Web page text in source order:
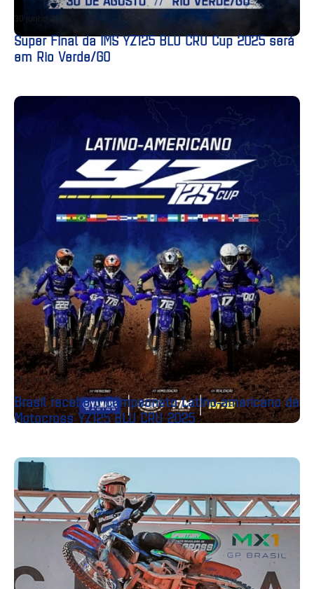
30 junho 2025
Super Final da IMS YZ125 BLU CRU Cup 2025 será
em Rio Verde/GO
24 junho 2025
Brasil recebe o Campeonato Latino-americano de
Motocross YZ125 BLU CRU 2025